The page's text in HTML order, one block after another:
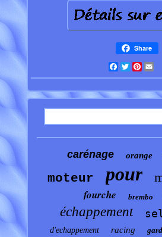
Share
Facebook
Twitter
carénage orange
moteur pour
fourche brembo
échappement
d'echappement racing